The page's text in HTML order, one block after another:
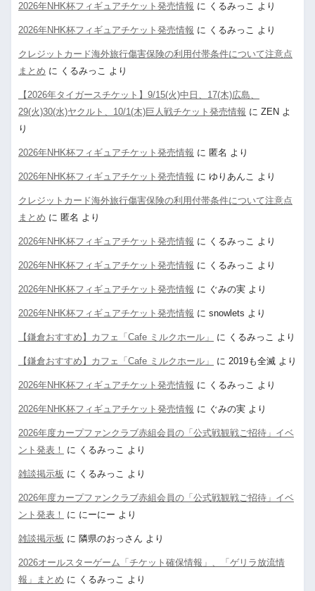
2026年NHK杯フィギュアチケット発売情報 に くるみっこ より
2026年NHK杯フィギュアチケット発売情報 に くるみっこ より
クレジットカード海外旅行傷害保険の利用付帯条件について注意点
まとめ に くるみっこ より
【2026年タイガースチケット】9/15(火)中日、17(木)広島、
29(火)30(水)ヤクルト、10/1(木)巨人戦チケット発売情報 に ZEN よ
り
2026年NHK杯フィギュアチケット発売情報 に 匿名 より
2026年NHK杯フィギュアチケット発売情報 に ゆりあんこ より
クレジットカード海外旅行傷害保険の利用付帯条件について注意点
まとめ に 匿名 より
2026年NHK杯フィギュアチケット発売情報 に くるみっこ より
2026年NHK杯フィギュアチケット発売情報 に くるみっこ より
2026年NHK杯フィギュアチケット発売情報 に ぐみの実 より
2026年NHK杯フィギュアチケット発売情報 に snowlets より
【鎌倉おすすめ】カフェ「Cafe ミルクホール」 に くるみっこ より
【鎌倉おすすめ】カフェ「Cafe ミルクホール」 に 2019も全滅 より
2026年NHK杯フィギュアチケット発売情報 に くるみっこ より
2026年NHK杯フィギュアチケット発売情報 に ぐみの実 より
2026年度カープファンクラブ赤組会員の「公式戦観戦ご招待」イベ
ント発表！
に くるみっこ より
雑談掲示板 に くるみっこ より
2026年度カープファンクラブ赤組会員の「公式戦観戦ご招待」イベ
ント発表！
に にーにー より
雑談掲示板 に 隣県のおっさん より
2026オールスターゲーム「チケット確保情報」、「ゲリラ放流情
報」まとめ に くるみっこ より